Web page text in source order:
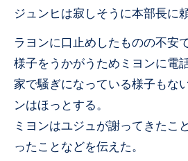
ジュンヒは寂しそうに本部長に
ラヨンに口止めしたものの不安
様子をうかがうためミヨンに電
家で騒ぎになっている様子もな
ンはほっとする。
ミヨンはユジュが謝ってきたこ
ったことなどを伝えた。